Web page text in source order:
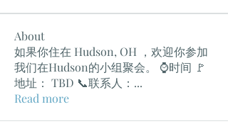
About
如果你住在 Hudson, OH ，欢迎你参加
我们在Hudson的小组聚会。 ⌚️时间 🚩
地址： TBD 📞联系人： ...
Read more